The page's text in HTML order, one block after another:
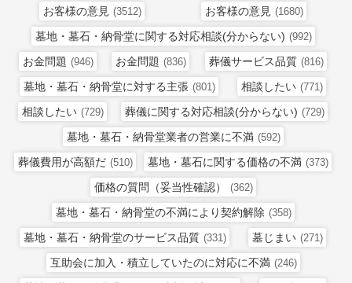
お客様の意見 (3512) お客様の意見 (1680)
墓地・墓石・納骨堂に関する対応相談(分からない) (992)
お金問題 (946) お金問題 (836) 葬儀サービス品質 (816)
墓地・墓石・納骨堂に対する主張 (801) 相談したい (771)
相談したい (729) 葬儀に関する対応相談(分からない) (729)
墓地・墓石・納骨堂業者の営業に不満 (592)
葬儀費用が高額だ (510) 墓地・墓石に関する価格の不満 (373)
価格の質問（妥当性確認） (362)
墓地・墓石・納骨堂の不満により契約解除 (358)
墓地・墓石・納骨堂のサービス品質 (331) 墓じまい (271)
互助会に加入・積立していたのに対応に不満 (246)